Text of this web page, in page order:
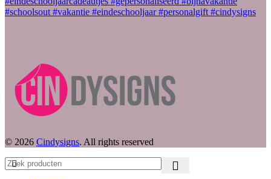
© 2026 Cindysigns. All rights reserved